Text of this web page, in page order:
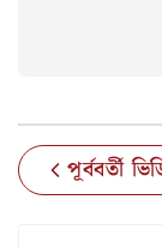
পূর্ববর্তী